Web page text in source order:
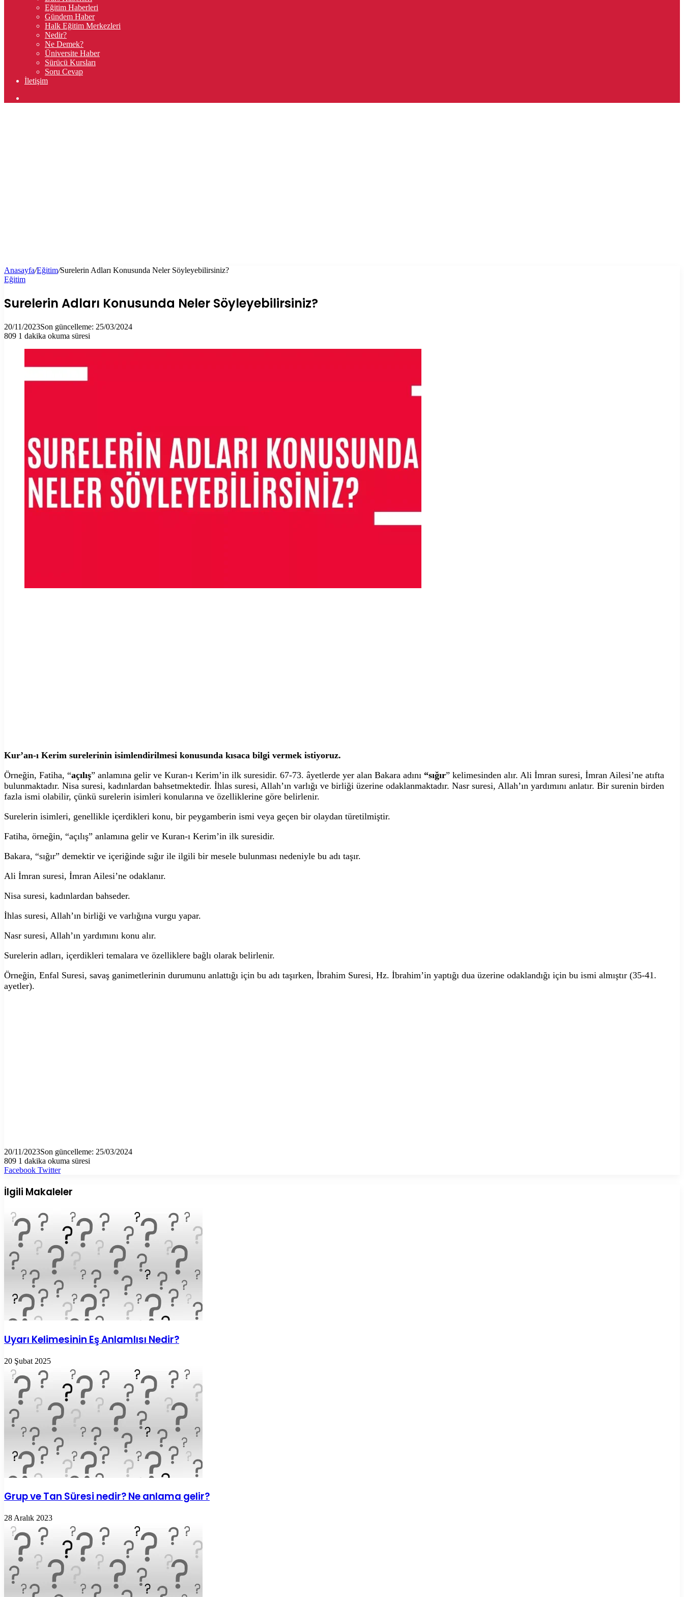
Eğitim Haberleri
Gündem Haber
Halk Eğitim Merkezleri
Nedir?
Ne Demek?
Üniversite Haber
Sürücü Kursları
Soru Cevap
İletişim
Anasayfa/Eğitim/Surelerin Adları Konusunda Neler Söyleyebilirsiniz?
Eğitim
Surelerin Adları Konusunda Neler Söyleyebilirsiniz?
20/11/2023Son güncelleme: 25/03/2024
809 1 dakika okuma süresi
Kur’an-ı Kerim surelerinin isimlendirilmesi konusunda kısaca bilgi vermek istiyoruz.
Örneğin, Fatiha, “açılış” anlamına gelir ve Kuran-ı Kerim’in ilk suresidir. 67-73. âyetlerde yer alan Bakara adını “sığır” kelimesinden alır. Ali İmran suresi, İmran Ailesi’ne atıfta
bulunmaktadır. Nisa suresi, kadınlardan bahsetmektedir. İhlas suresi, Allah’ın varlığı ve birliği üzerine odaklanmaktadır. Nasr suresi, Allah’ın yardımını anlatır. Bir surenin birden
fazla ismi olabilir, çünkü surelerin isimleri konularına ve özelliklerine göre belirlenir.
Surelerin isimleri, genellikle içerdikleri konu, bir peygamberin ismi veya geçen bir olaydan türetilmiştir.
Fatiha, örneğin, “açılış” anlamına gelir ve Kuran-ı Kerim’in ilk suresidir.
Bakara, “sığır” demektir ve içeriğinde sığır ile ilgili bir mesele bulunması nedeniyle bu adı taşır.
Ali İmran suresi, İmran Ailesi’ne odaklanır.
Nisa suresi, kadınlardan bahseder.
İhlas suresi, Allah’ın birliği ve varlığına vurgu yapar.
Nasr suresi, Allah’ın yardımını konu alır.
Surelerin adları, içerdikleri temalara ve özelliklere bağlı olarak belirlenir.
Örneğin, Enfal Suresi, savaş ganimetlerinin durumunu anlattığı için bu adı taşırken, İbrahim Suresi, Hz. İbrahim’in yaptığı dua üzerine odaklandığı için bu ismi almıştır (35-41.
ayetler).
20/11/2023Son güncelleme: 25/03/2024
809 1 dakika okuma süresi
Facebook TwitterLinkedIn
Tumblr
Pinterest
Reddit
VKontakte
E-
ile
paylaş
Yazdır
İlgili Makaleler
Uyarı Kelimesinin Eş Anlamlısı Nedir?
20 Şubat 2025
Grup ve Tan Süresi nedir? Ne anlama gelir?
28 Aralık 2023